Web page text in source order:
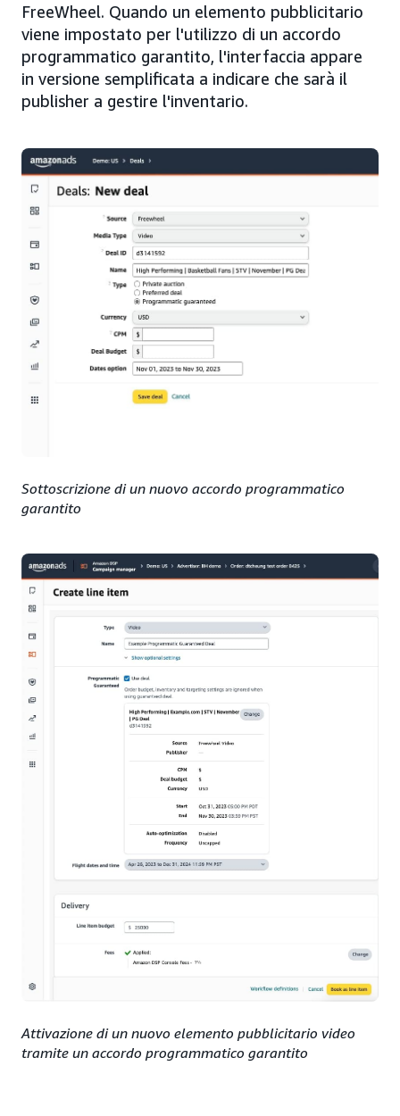
FreeWheel. Quando un elemento pubblicitario
viene impostato per l'utilizzo di un accordo
programmatico garantito, l'interfaccia appare
in versione semplificata a indicare che sarà il
publisher a gestire l'inventario.
Sottoscrizione di un nuovo accordo programmatico
garantito
Attivazione di un nuovo elemento pubblicitario video
tramite un accordo programmatico garantito